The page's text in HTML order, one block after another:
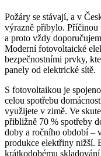
Požáry se stávají, a v
výrazně přibylo. Příčinou
a proto vždy
Moderní fotovoltaické
bezpečnostními prvky,
panely od elektrické sítě.
S fotovoltaikou je
celou spotřebu
využijete v zimě. Ve
přibližně 70 % spotřeby
doby a ročního období –
produkce elektřiny nižší.
krátkodobému